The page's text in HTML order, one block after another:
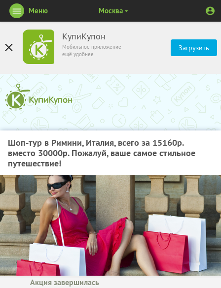
КупиКупон
Мобильное приложение
ещё удобнее
Загрузить
Меню Москва
Шоп-тур в Римини, Италия, всего за 15160р.
вместо 30000р. Пожалуй, ваше самое стильное
путешествие!
Акция завершилась